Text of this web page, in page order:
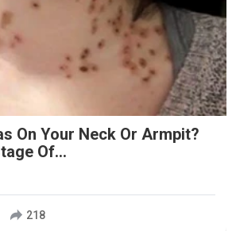
On Your Neck Or Armpit?
Of...
218